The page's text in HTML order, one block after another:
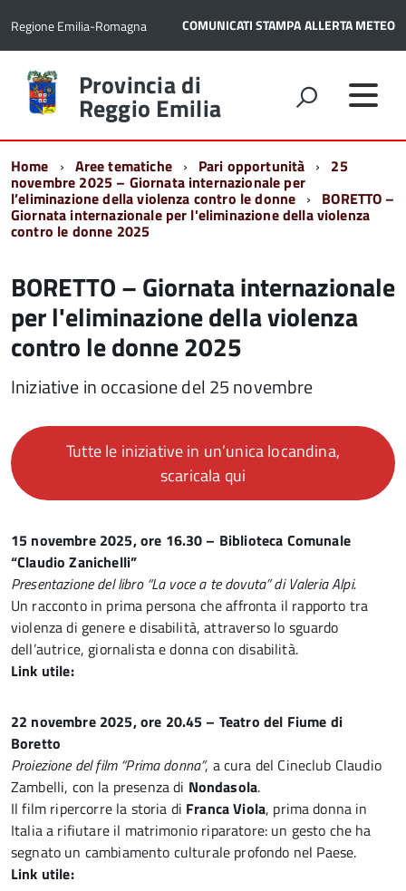
Regione Emilia-Romagna COMUNICATI STAMPAALLERTA METEO
Torna
alla
home
Provincia di
Reggio Emilia
Home Aree tematiche Pari opportunità 25
novembre 2025 – Giornata internazionale per
l’eliminazione della violenza contro le donne BORETTO –
Giornata internazionale per l'eliminazione della violenza
contro le donne 2025
BORETTO – Giornata internazionale
per l'eliminazione della violenza
contro le donne 2025
Iniziative in occasione del 25 novembre
Tutte le iniziative in un’unica locandina,
scaricala qui
15 novembre 2025, ore 16.30 – Biblioteca Comunale
“Claudio Zanichelli”
Presentazione del libro “La voce a te dovuta” di Valeria Alpi.
Un racconto in prima persona che affronta il rapporto tra
violenza di genere e disabilità, attraverso lo sguardo
dell’autrice, giornalista e donna con disabilità.
Link utile:
22 novembre 2025, ore 20.45 – Teatro del Fiume di
Boretto
Proiezione del film “Prima donna”, a cura del Cineclub Claudio
Zambelli, con la presenza di Nondasola.
Il film ripercorre la storia di Franca Viola, prima donna in
Italia a rifiutare il matrimonio riparatore: un gesto che ha
segnato un cambiamento culturale profondo nel Paese.
Link utile: